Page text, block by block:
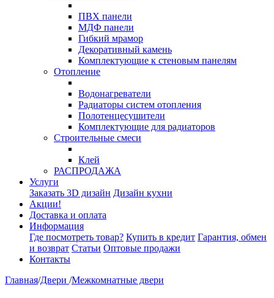
ПВХ панели
МДФ панели
Гибкий мрамор
Декоративный камень
Комплектующие к стеновым панелям
Отопление
Водонагреватели
Радиаторы систем отопления
Полотенцесушители
Комплектующие для радиаторов
Строительные смеси
Клей
РАСПРОДАЖА
Услуги
Заказать 3D дизайн Дизайн кухни
Акции!
Доставка и оплата
Информация
Где посмотреть товар? Купить в кредит Гарантия, обмен
и возврат Статьи Оптовые продажи
Контакты
Главная/Двери /Межкомнатные двери